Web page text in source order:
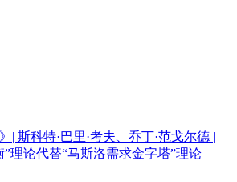
| 斯科特·巴里·考夫、乔丁·范戈尔德 |
”理论代替“马斯洛需求金字塔”理论